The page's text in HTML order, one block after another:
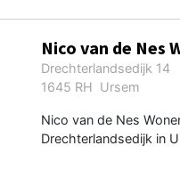
Nico van de Nes
Drechterlandsedijk 14
1645 RH Ursem
Nico van de Nes
Drechterlandsedijk in